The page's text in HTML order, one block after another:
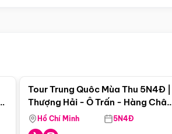
Tour Trung Quôc Mùa Thu 5N4Đ |
Thượng Hải - Ô Trấn - Hàng Châu
(Tour Không Shopping)
Hồ Chí Minh 5N4Đ